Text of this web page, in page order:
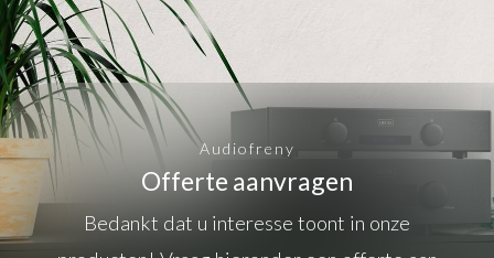
Audiofreny
Offerte aanvragen
Bedankt dat u interesse toont in onze